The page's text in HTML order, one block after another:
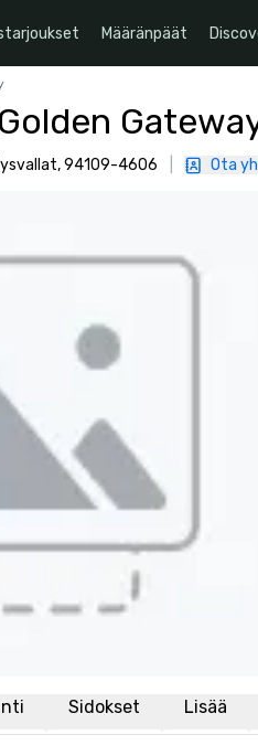
Määränpäät
94109-4606 Ota
Sidokset Lisää